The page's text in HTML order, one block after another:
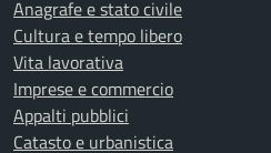
Anagrafe e stato civile
Cultura e tempo libero
Vita lavorativa
Imprese e commercio
Appalti pubblici
Catasto e urbanistica